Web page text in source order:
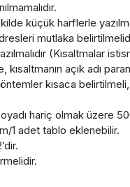
küçük harflerle
mutlaka
(Kısaltmalar
kısaltmanın açık adı
kısaca
hariç olmak üzere
1 adet tablo eklenebilir.